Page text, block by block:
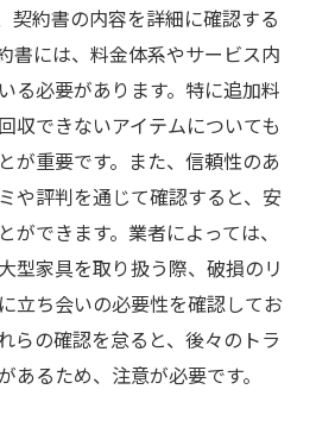
契約書の内容を詳細に確認する
書には、料金体系やサービス内
る必要があります。特に追加料
収できないアイテムについても
が重要です。また、信頼性のあ
や評判を通じて確認すると、安
ができます。業者によっては、
型家具を取り扱う際、破損のリ
立ち会いの必要性を確認してお
らの確認を怠ると、後々のトラ
あるため、注意が必要です。